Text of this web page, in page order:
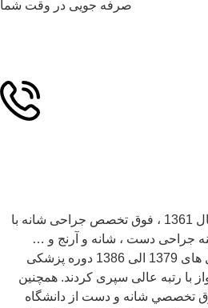
صرفه جویی در وقت شما
دکتر مصطفی علوی متولد سال 1361 ، فوق تخصص جراحی شانه با
زمینه جراحی دست ، شانه و آرنج و …
فعالیت میکنند. ایشان در سال های 1379 الی 1386 دوره پزشکی
با رتبه عالی سپری کردند. همچنين
تخصصي شانه و دست از دانشگاه